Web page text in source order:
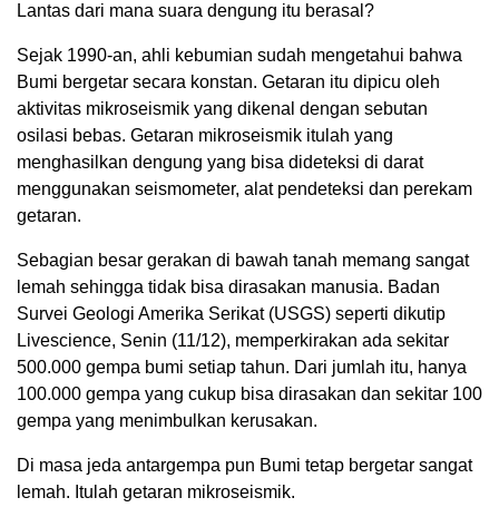
Lantas dari mana suara dengung itu berasal?
Sejak 1990-an, ahli kebumian sudah mengetahui bahwa
Bumi bergetar secara konstan. Getaran itu dipicu oleh
aktivitas mikroseismik yang dikenal dengan sebutan
osilasi bebas. Getaran mikroseismik itulah yang
menghasilkan dengung yang bisa dideteksi di darat
menggunakan seismometer, alat pendeteksi dan perekam
getaran.
Sebagian besar gerakan di bawah tanah memang sangat
lemah sehingga tidak bisa dirasakan manusia. Badan
Survei Geologi Amerika Serikat (USGS) seperti dikutip
Livescience, Senin (11/12), memperkirakan ada sekitar
500.000 gempa bumi setiap tahun. Dari jumlah itu, hanya
100.000 gempa yang cukup bisa dirasakan dan sekitar 100
gempa yang menimbulkan kerusakan.
Di masa jeda antargempa pun Bumi tetap bergetar sangat
lemah. Itulah getaran mikroseismik.